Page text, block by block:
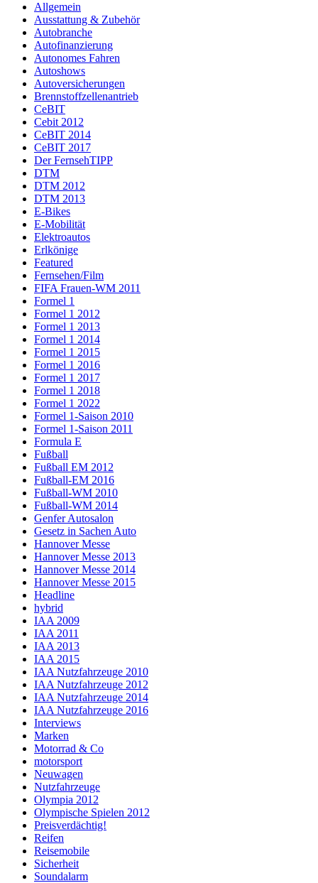
Allgemein
Ausstattung & Zubehör
Autobranche
Autofinanzierung
Autonomes Fahren
Autoshows
Autoversicherungen
Brennstoffzellenantrieb
CeBIT
Cebit 2012
CeBIT 2014
CeBIT 2017
Der FernsehTIPP
DTM
DTM 2012
DTM 2013
E-Bikes
E-Mobilität
Elektroautos
Erlkönige
Featured
Fernsehen/Film
FIFA Frauen-WM 2011
Formel 1
Formel 1 2012
Formel 1 2013
Formel 1 2014
Formel 1 2015
Formel 1 2016
Formel 1 2017
Formel 1 2018
Formel 1 2022
Formel 1-Saison 2010
Formel 1-Saison 2011
Formula E
Fußball
Fußball EM 2012
Fußball-EM 2016
Fußball-WM 2010
Fußball-WM 2014
Genfer Autosalon
Gesetz in Sachen Auto
Hannover Messe
Hannover Messe 2013
Hannover Messe 2014
Hannover Messe 2015
Headline
hybrid
IAA 2009
IAA 2011
IAA 2013
IAA 2015
IAA Nutzfahrzeuge 2010
IAA Nutzfahrzeuge 2012
IAA Nutzfahrzeuge 2014
IAA Nutzfahrzeuge 2016
Interviews
Marken
Motorrad & Co
motorsport
Neuwagen
Nutzfahrzeuge
Olympia 2012
Olympische Spielen 2012
Preisverdächtig!
Reifen
Reisemobile
Sicherheit
Soundalarm